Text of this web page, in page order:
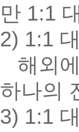
만 1:1
2) 1:1
해외
하나의
3) 1:1